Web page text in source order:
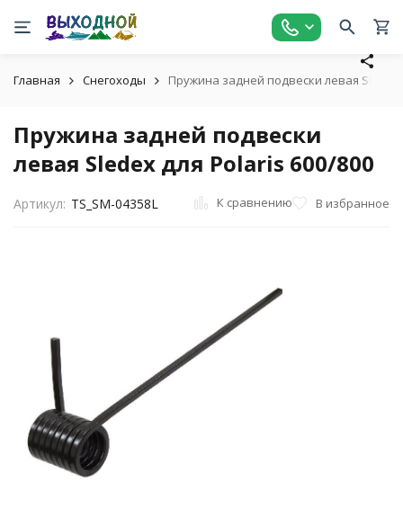
Главная Снегоходы Пружина задней подвески левая Sledex
Пружина задней подвески
левая Sledex для Polaris 600/800
Артикул: TS_SM-04358L К сравнению В избранное